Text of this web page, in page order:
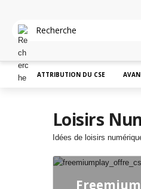
ATTRIBUTION DU CSE
Loisirs
Idées de loisirs